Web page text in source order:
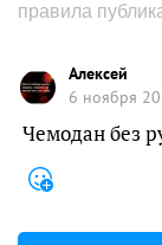
правила
Алексей
6 ноября
Чемодан без